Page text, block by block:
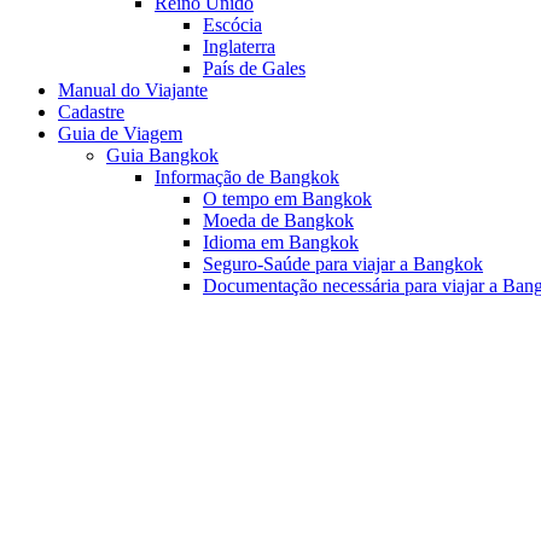
Escócia
Inglaterra
País de Gales
Manual do Viajante
Cadastre
Guia de Viagem
Guia Bangkok
Informação de Bangkok
O tempo em Bangkok
Moeda de Bangkok
Idioma em Bangkok
Seguro-Saúde para viajar a Bangkok
Documentação necessária para viajar a